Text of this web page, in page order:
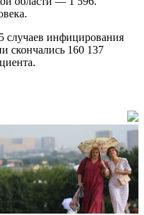
случаев инфицирования
скончались 160 137